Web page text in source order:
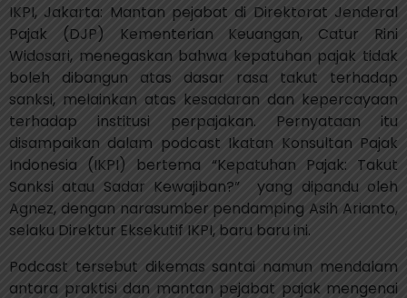
IKPI, Jakarta: Mantan pejabat di Direktorat Jenderal
Pajak (DJP) Kementerian Keuangan, Catur Rini
Widosari, menegaskan bahwa kepatuhan pajak tidak
boleh dibangun atas dasar rasa takut terhadap
sanksi, melainkan atas kesadaran dan kepercayaan
terhadap institusi perpajakan. Pernyataan itu
disampaikan dalam podcast Ikatan Konsultan Pajak
Indonesia (IKPI) bertema “Kepatuhan Pajak: Takut
Sanksi atau Sadar Kewajiban?” yang dipandu oleh
Agnez, dengan narasumber pendamping Asih Arianto,
selaku Direktur Eksekutif IKPI, baru baru ini.
Podcast tersebut dikemas santai namun mendalam
antara praktisi dan mantan pejabat pajak mengenai